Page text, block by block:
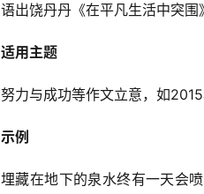
语出饶丹丹《在平凡生活中突围
适用主题
努力与成功等作文立意，如
示例
埋藏在地下的泉水终有一天会